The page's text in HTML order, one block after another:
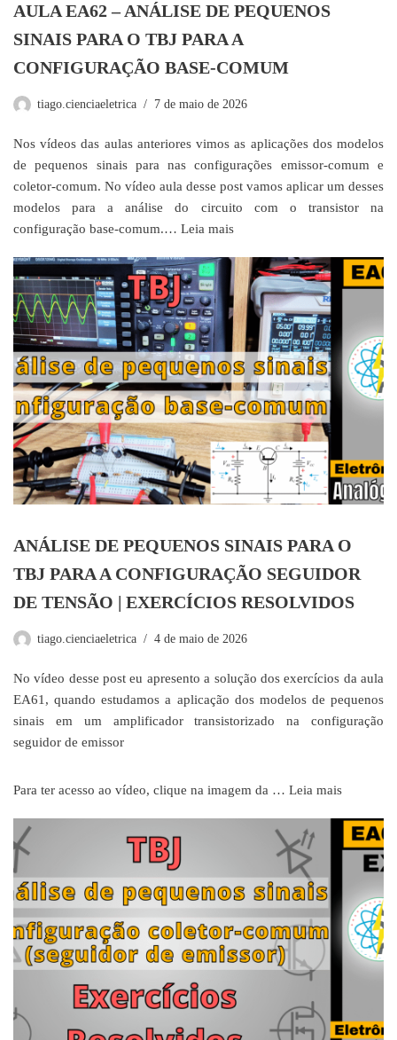
AULA EA62 – ANÁLISE DE PEQUENOS
SINAIS PARA O TBJ PARA A
CONFIGURAÇÃO BASE-COMUM
tiago.cienciaeletrica 7 de maio de 2026
Nos vídeos das aulas anteriores vimos as aplicações dos modelos
de pequenos sinais para nas configurações emissor-comum e
coletor-comum. No vídeo aula desse post vamos aplicar um desses
modelos para a análise do circuito com o transistor na
configuração base-comum.… Leia mais
ANÁLISE DE PEQUENOS SINAIS PARA O
TBJ PARA A CONFIGURAÇÃO SEGUIDOR
DE TENSÃO | EXERCÍCIOS RESOLVIDOS
tiago.cienciaeletrica 4 de maio de 2026
No vídeo desse post eu apresento a solução dos exercícios da aula
EA61, quando estudamos a aplicação dos modelos de pequenos
sinais em um amplificador transistorizado na configuração
seguidor de emissor
Para ter acesso ao vídeo, clique na imagem da … Leia mais